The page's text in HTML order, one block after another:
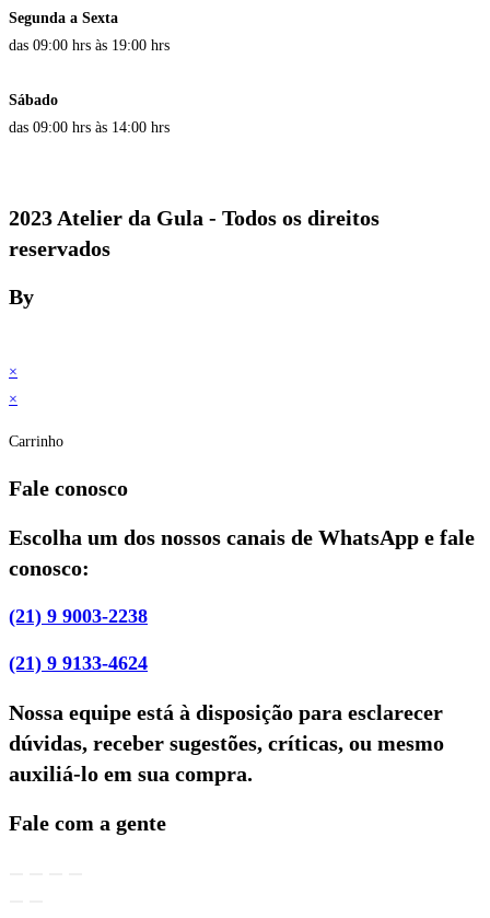
Segunda a Sexta
das 09:00 hrs às 19:00 hrs
Sábado
das 09:00 hrs às 14:00 hrs
2023 Atelier da Gula - Todos os direitos
reservados
By
×
×
Carrinho
Fale conosco
Escolha um dos nossos canais de WhatsApp e fale
conosco:
(21) 9 9003-2238
(21) 9 9133-4624
Nossa equipe está à disposição para esclarecer
dúvidas, receber sugestões, críticas, ou mesmo
auxiliá-lo em sua compra.
Fale com a gente